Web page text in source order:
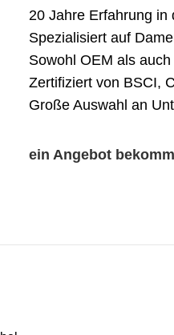
20 Jahre Erfahrung in
Spezialisiert auf
Sowohl OEM als auch
Zertifiziert von BSCI,
Große Auswahl an
ein Angebot